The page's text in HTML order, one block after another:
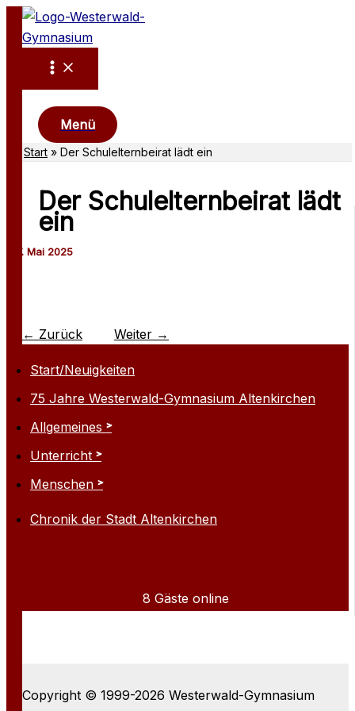
Zum
Inhalt
springen
Menü
Start Der Schulelternbeirat lädt ein
Start/Neuigkeiten
75 Jahre Westerwald-Gymnasium Altenkirchen
Allgemeines
Unterricht
Menschen
Chronik der Stadt Altenkirchen
8 Gäste online
Der Schulelternbeirat lädt
ein
← Zurück Weiter →
Copyright © 1999-2026 Westerwald-Gymnasium